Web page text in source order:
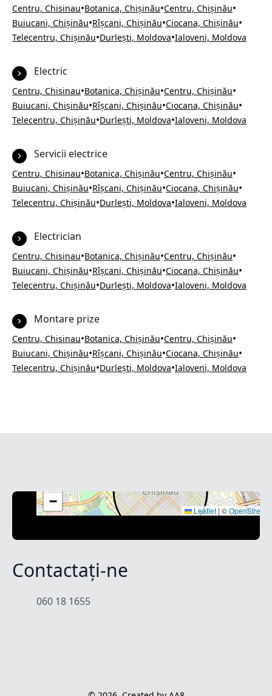
Centru, Chisinau•Botanica, Chișinău•Centru, Chișinău•
Buiucani, Chișinău•Rîșcani, Chișinău•Ciocana, Chișinău•
Telecentru, Chișinău•Durlești, Moldova•Ialoveni, Moldova
Electric
Centru, Chisinau•Botanica, Chișinău•Centru, Chișinău•
Buiucani, Chișinău•Rîșcani, Chișinău•Ciocana, Chișinău•
Telecentru, Chișinău•Durlești, Moldova•Ialoveni, Moldova
Servicii electrice
Centru, Chisinau•Botanica, Chișinău•Centru, Chișinău•
Buiucani, Chișinău•Rîșcani, Chișinău•Ciocana, Chișinău•
Telecentru, Chișinău•Durlești, Moldova•Ialoveni, Moldova
Electrician
Centru, Chisinau•Botanica, Chișinău•Centru, Chișinău•
Buiucani, Chișinău•Rîșcani, Chișinău•Ciocana, Chișinău•
Telecentru, Chișinău•Durlești, Moldova•Ialoveni, Moldova
Montare prize
Centru, Chisinau•Botanica, Chișinău•Centru, Chișinău•
Buiucani, Chișinău•Rîșcani, Chișinău•Ciocana, Chișinău•
Telecentru, Chișinău•Durlești, Moldova•Ialoveni, Moldova
−
Leaflet | ©
Contactați-ne
060 18 1655